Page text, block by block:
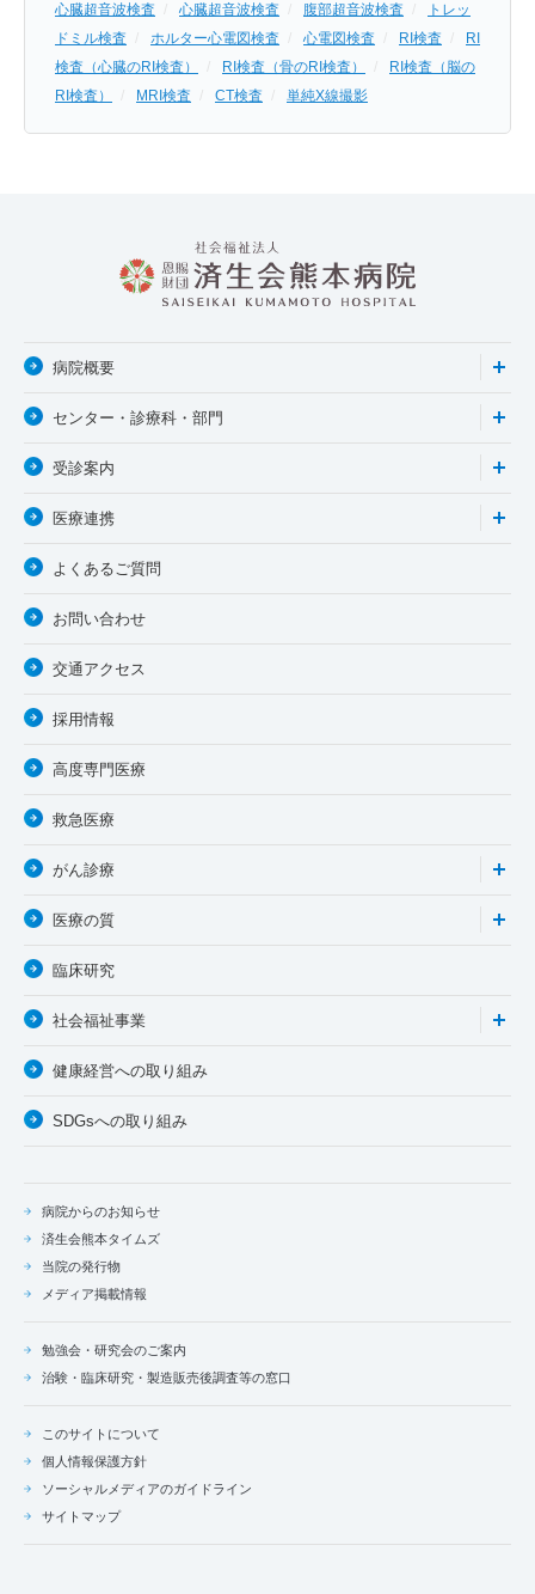
心臓超音波検査
心臓超音波検査 腹部超音波検査
トレッ
ドミル検査
ホルター心電図検査 心電図検査 RI検査
RI
検査（心臓のRI検査）
RI検査（骨のRI検査）
RI検査（脳の
RI検査）
MRI検査 CT検査 単純X線撮影
病院からのお知らせ
済生会熊本タイムズ
当院の発行物
メディア掲載情報
勉強会・研究会のご案内
治験・臨床研究・製造販売後調査等の窓口
このサイトについて
個人情報保護方針
ソーシャルメディアのガイドライン
サイトマップ
病院概要
センター・診療科・部門
受診案内
医療連携
よくあるご質問
お問い合わせ
交通アクセス
採用情報
高度専門医療
救急医療
がん診療
医療の質
臨床研究
社会福祉事業
健康経営への取り組み
SDGsへの取り組み